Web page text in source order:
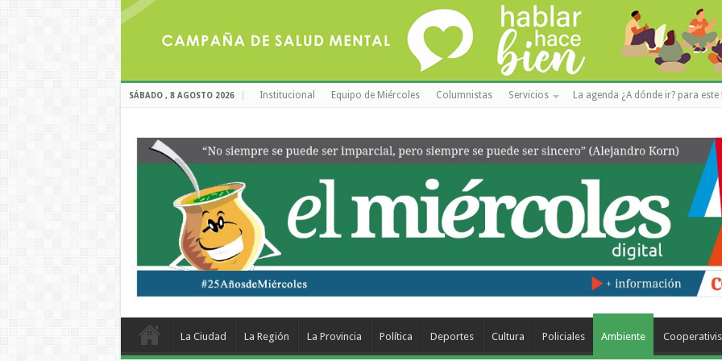
SÁBADO , 8 AGOSTO 2026 Institucional Equipo de Miércoles Columnistas Servicios La agenda ¿A dónde ir? para este
La Ciudad La Región La Provincia Política Deportes Cultura Policiales Ambiente